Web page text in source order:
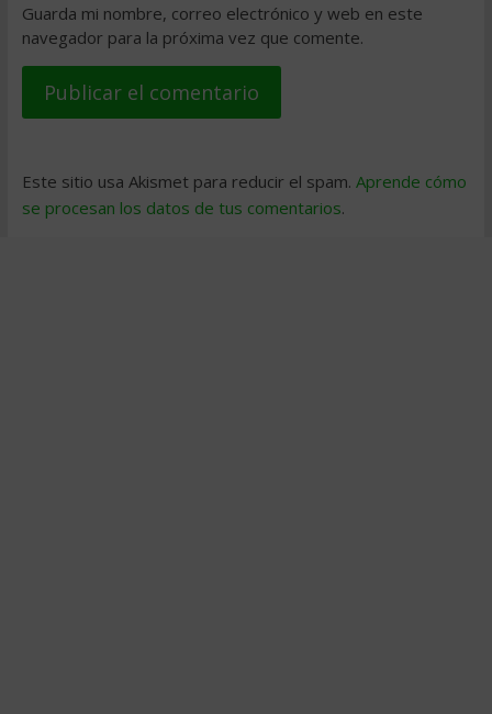
Guarda mi nombre, correo electrónico y web en este
navegador para la próxima vez que comente.
Este sitio usa Akismet para reducir el spam. Aprende cómo
se procesan los datos de tus comentarios.